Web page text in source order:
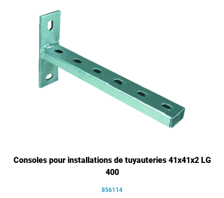
Consoles pour installations de tuyauteries 41x41x2 LG
400
856114